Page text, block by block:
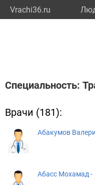
Vrachi36.ru
Специальность:
Врачи (181):
Абакумов
Абасс Мохамад -